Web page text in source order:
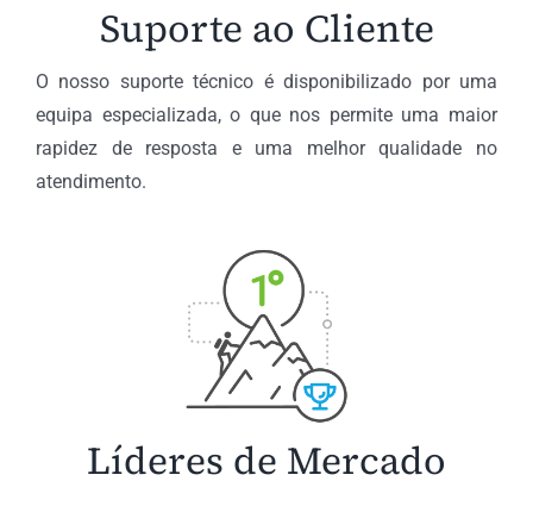
Suporte ao Cliente
O nosso suporte técnico é disponibilizado por uma
equipa especializada, o que nos permite uma maior
rapidez de resposta e uma melhor qualidade no
atendimento.
Líderes de Mercado